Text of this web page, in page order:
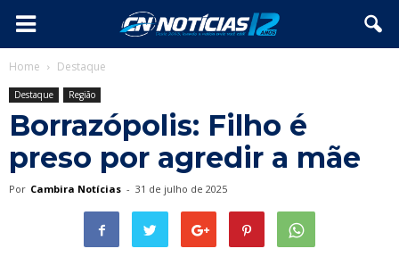
Home Destaque
Destaque Região
Borrazópolis: Filho é
preso por agredir a mãe
Por Cambira Notícias - 31 de julho de 2025